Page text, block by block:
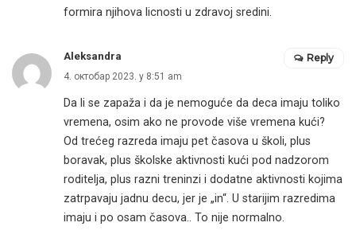
formira njihova licnosti u zdravoj sredini.
Aleksandra
4. октобар 2023. у 8:51 am
Da li se zapaža i da je nemoguće da deca imaju toliko
vremena, osim ako ne provode više vremena kući?
Od trećeg razreda imaju pet časova u školi, plus
boravak, plus školske aktivnosti kući pod nadzorom
roditelja, plus razni treninzi i dodatne aktivnosti kojima
zatrpavaju jadnu decu, jer je „in“. U starijim razredima
imaju i po osam časova.. To nije normalno.
Reply